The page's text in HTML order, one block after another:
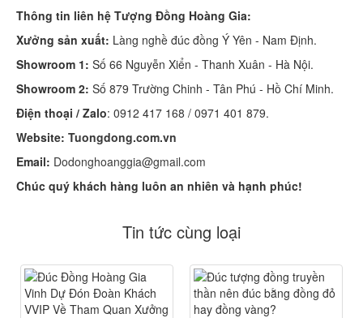
Thông tin liên hệ Tượng Đồng Hoàng Gia:
Xưởng sản xuất: Làng nghề đúc đồng Ý Yên - Nam Định.
Showroom 1: Số 66 Nguyễn Xiển - Thanh Xuân - Hà Nội.
Showroom 2: Số 879 Trường Chinh - Tân Phú - Hồ Chí Minh.
Điện thoại / Zalo: 0912 417 168 / 0971 401 879.
Website: Tuongdong.com.vn
Email: Dodonghoanggia@gmail.com
Chúc quý khách hàng luôn an nhiên và hạnh phúc!
Tin tức cùng loại